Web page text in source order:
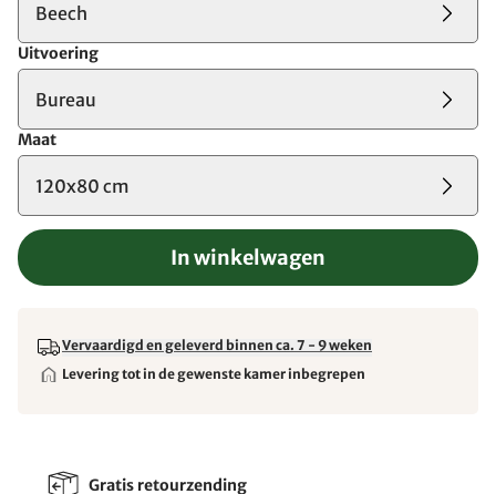
Beech
Uitvoering
Bureau
Maat
120x80 cm
In winkelwagen
Vervaardigd en geleverd binnen ca. 7 - 9 weken
Levering tot in de gewenste kamer inbegrepen
Gratis retourzending